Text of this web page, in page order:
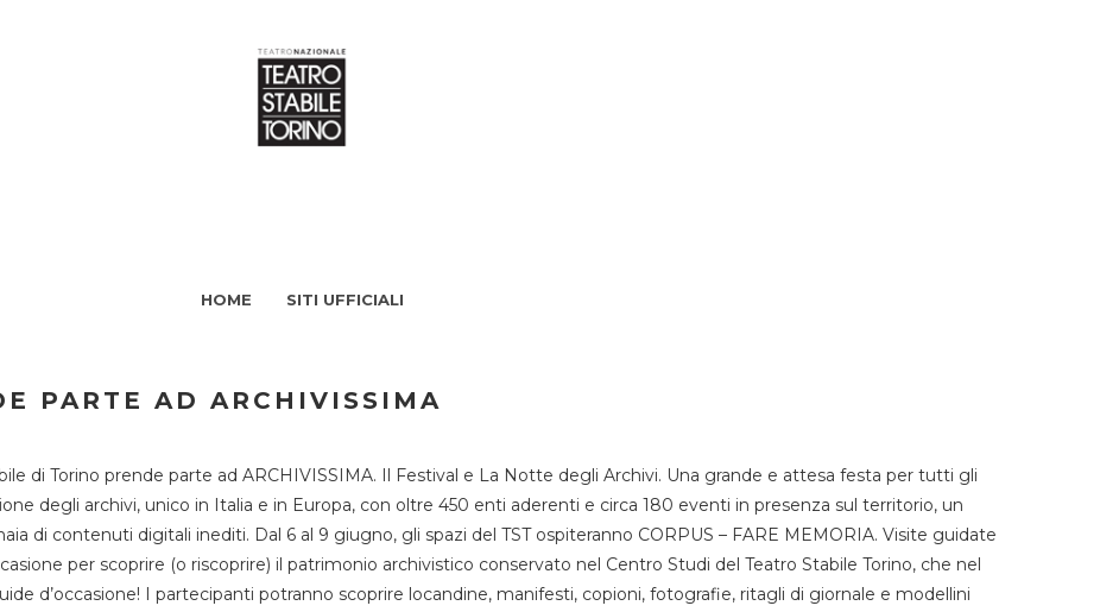
HOME SITI UFFICIALI
PARTE AD ARCHIVISSIMA
di Torino prende parte ad ARCHIVISSIMA. Il Festival e La Notte degli Archivi. Una grande e attesa festa per tutti gli
degli archivi, unico in Italia e in Europa, con oltre 450 enti aderenti e circa 180 eventi in presenza sul territorio, un
di contenuti digitali inediti. Dal 6 al 9 giugno, gli spazi del TST ospiteranno CORPUS – FARE MEMORIA. Visite guidate
per scoprire (o riscoprire) il patrimonio archivistico conservato nel Centro Studi del Teatro Stabile Torino, che nel
d’occasione! I partecipanti potranno scoprire locandine, manifesti, copioni, fotografie, ritagli di giornale e modellini